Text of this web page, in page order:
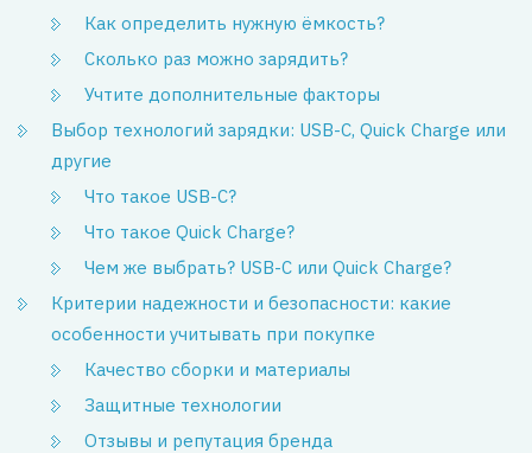
Как определить нужную ёмкость?
Сколько раз можно зарядить?
Учтите дополнительные факторы
Выбор технологий зарядки: USB-C, Quick Charge или
другие
Что такое USB-C?
Что такое Quick Charge?
Чем же выбрать? USB-C или Quick Charge?
Критерии надежности и безопасности: какие
особенности учитывать при покупке
Качество сборки и материалы
Защитные технологии
Отзывы и репутация бренда